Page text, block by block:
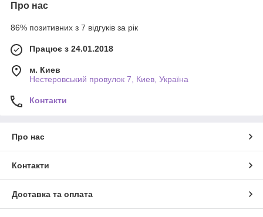
Про нас
86% позитивних з 7 відгуків за рік
Працює з 24.01.2018
м. Киев
Нестеровський провулок 7, Киев, Україна
Контакти
Про нас
Контакти
Доставка та оплата